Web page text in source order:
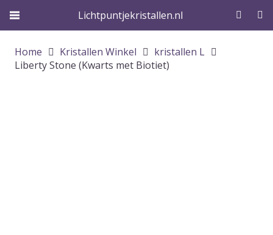
Lichtpuntjekristallen.nl
Home Kristallen Winkel
kristallen L
Liberty Stone (Kwarts met Biotiet)